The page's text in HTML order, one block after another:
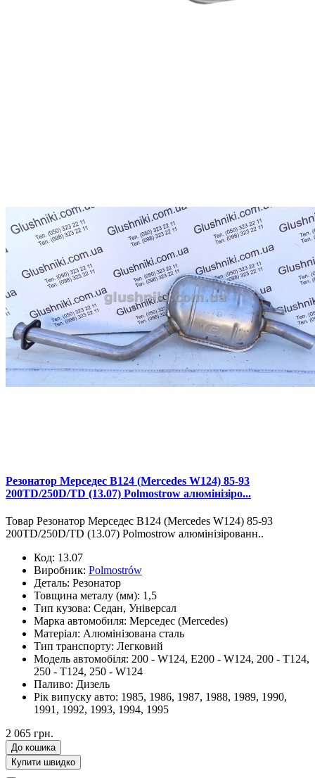
Резонатор Мерседес В124 (Mercedes W124) 85-93
200TD/250D/TD (13.07) Polmostrow алюмінізіро...
Товар Резонатор Мерседес В124 (Mercedes W124) 85-93
200TD/250D/TD (13.07) Polmostrow алюмінізірованн..
Код: 13.07
Виробник: Polmostrów
Деталь: Резонатор
Товщина металу (мм): 1,5
Тип кузова: Седан, Універсал
Марка автомобиля: Мерседес (Mercedes)
Матеріал: Алюмінізована сталь
Тип транспорту: Легковий
Модель автомобіля: 200 - W124, E200 - W124, 200 - T124,
250 - T124, 250 - W124
Паливо: Дизель
Рік випуску авто: 1985, 1986, 1987, 1988, 1989, 1990,
1991, 1992, 1993, 1994, 1995
2 065 грн.
До кошика
Купити швидко